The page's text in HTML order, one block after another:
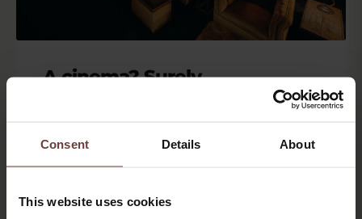
Consent Details About
This website uses cookies
A cinema? Surely,
riktigt bra rulle och en stor bunke precis lagom
Eller ett glas rött och en ostbricka, for the fancy